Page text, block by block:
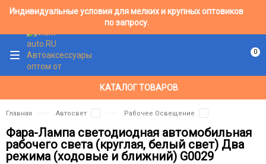
Индивидуальные условия для мелких и крупных оптовиков
по запросу.
КАТАЛОГ ТОВАРОВ
0
Главная Автосвет Рабочее Освещение
Фара-Лампа светодиодная автомобильная
рабочего света (круглая, белый свет) Два
режима (ходовые и ближний) G0029